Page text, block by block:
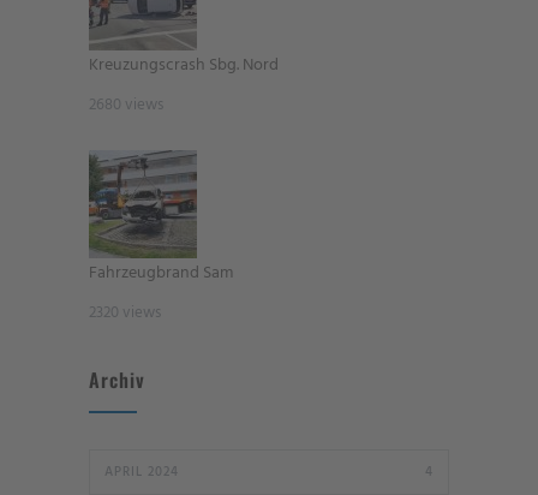
Kreuzungscrash Sbg. Nord
2680 views
Fahrzeugbrand Sam
2320 views
Archiv
APRIL 2024 4